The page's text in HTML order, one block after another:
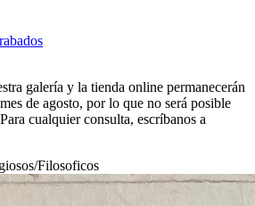
galería y la tienda online permanecerán
de agosto, por lo que no será posible
cualquier consulta, escríbanos a
Filosoficos